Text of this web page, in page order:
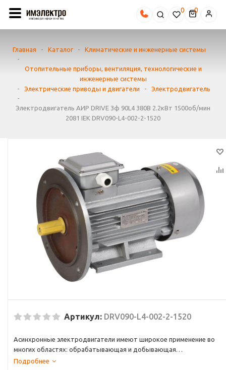
0
Главная - Каталог -
Климатические и инженерные системы
-
Отопительные приборы, вентиляция, технологические и
инженерные системы
-
Электрические приводы и двигатели -
Электродвигатель
-
Электродвигатель АИР DRIVE 3ф 90L4 380В 2.2кВт 1500об/мин
2081 IEK DRV090-L4-002-2-1520
Артикул: DRV090-L4-002-2-1520
Асинхронные электродвигатели имеют широкое применение во
многих областях: обрабатывающая и добывающая
промышленность, строительство и ЖКХ, энергетика и транспорт.
Подробнее